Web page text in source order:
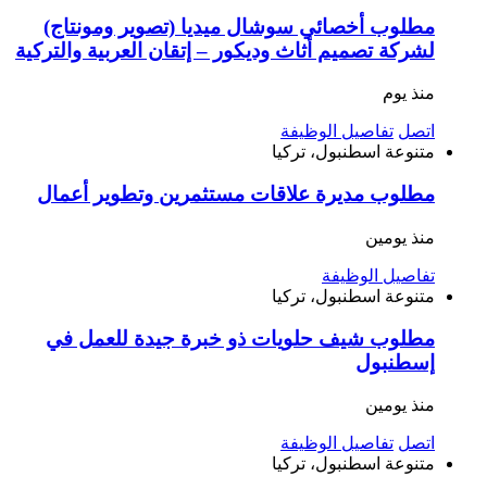
مطلوب أخصائي سوشال ميديا (تصوير ومونتاج)
لشركة تصميم أثاث وديكور – إتقان العربية والتركية
منذ يوم
اتصل تفاصيل الوظيفة
متنوعة اسطنبول، تركيا
مطلوب مديرة علاقات مستثمرين وتطوير أعمال
منذ يومين
تفاصيل الوظيفة
متنوعة اسطنبول، تركيا
مطلوب شيف حلويات ذو خبرة جيدة للعمل في
إسطنبول
منذ يومين
اتصل تفاصيل الوظيفة
متنوعة اسطنبول، تركيا